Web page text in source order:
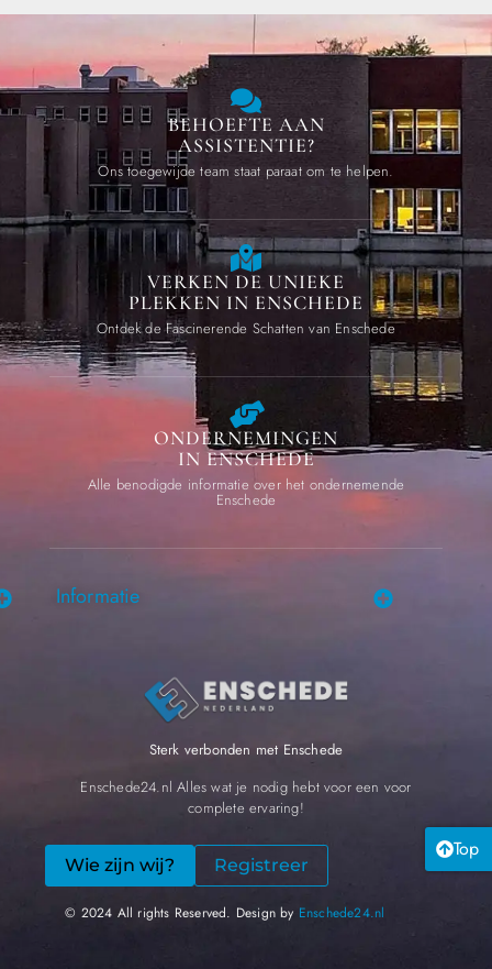
Top
BEHOEFTE AAN
ASSISTENTIE?
Ons toegewijde team staat paraat om te helpen.
VERKEN DE UNIEKE
PLEKKEN IN ENSCHEDE
Ontdek de Fascinerende Schatten van Enschede
ONDERNEMINGEN
IN ENSCHEDE
Alle benodigde informatie over het ondernemende
Enschede
Informatie
Sterk verbonden met Enschede
Enschede24.nl Alles wat je nodig hebt voor een voor
complete ervaring!
Wie zijn wij? Registreer
© 2024 All rights Reserved. Design by Enschede24.nl